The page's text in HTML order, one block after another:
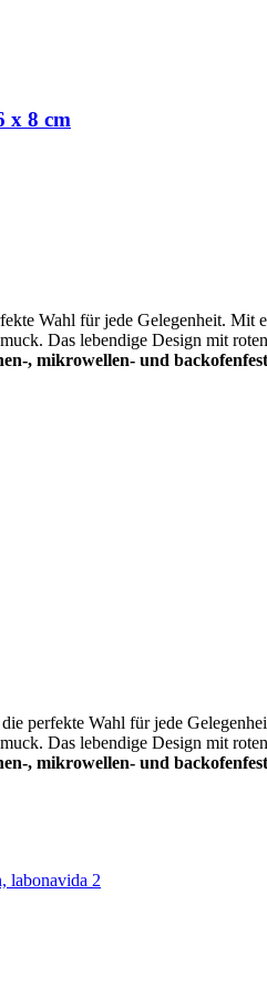
x 8 cm
Wahl für jede Gelegenheit.
Das lebendige Design mit
, mikrowellen- und backofenfest
perfekte Wahl für jede
Das lebendige Design mit
, mikrowellen- und backofenfest